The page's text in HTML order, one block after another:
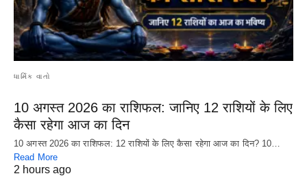
ધાર્મિક વાતો
10 अगस्त 2026 का राशिफल: जानिए 12 राशियों के लिए
कैसा रहेगा आज का दिन
10 अगस्त 2026 का राशिफल: 12 राशियों के लिए कैसा रहेगा आज का दिन? 10…
Read More
2 hours ago